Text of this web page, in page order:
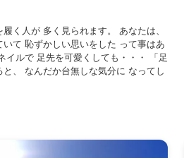
く人が 多く見られます。 あなたは、
いて 恥ずかしい思いをした って事はあ
イルで 足先を可愛くしても・・・ 「足
、 なんだか台無しな気分に なってし